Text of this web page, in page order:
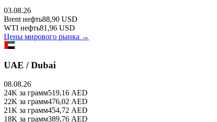
03.08.26
Brent нефть88,90 USD
WTI нефть81,96 USD
Цены мирового рынка →
UAE / Dubai
08.08.26
24K за грамм519,16 AED
22K за грамм476,02 AED
21K за грамм454,72 AED
18K за грамм389,76 AED